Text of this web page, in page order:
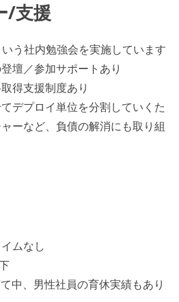
/支援
う社内勉強会を実施しています
壇／参加サポートあり
得支援制度あり
デプロイ単位を分割していくた
ーなど、負債の解消にも取り組
ムなし
中、男性社員の育休実績もあり